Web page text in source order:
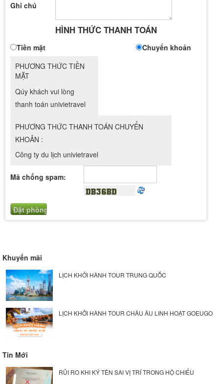
Ghi chú
HÌNH THỨC THANH TOÁN
Tiền mặt
Chuyển khoản
PHƯƠNG THỨC TIỀN
MẶT
Qúy khách vui lòng
thanh toán univietravel
PHƯƠNG THỨC THANH TOÁN CHUYỂN
KHOẢN :
Công ty du lịch univietravel
Mã chống spam:
Khuyến mãi
LỊCH KHỞI HÀNH TOUR TRUNG QUỐC
LỊCH KHỞI HÀNH TOUR CHÂU ÂU LINH HOẠT GOEUGO
Tin Mới
RỦI RO KHI KÝ TÊN SAI VỊ TRÍ TRONG HỘ CHIẾU